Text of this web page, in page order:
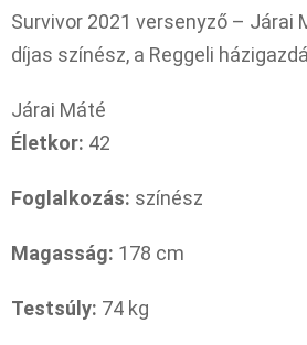
Survivor 2021 versenyző – Járai
díjas színész, a Reggeli
Járai Máté
Életkor: 42
Foglalkozás: színész
Magasság: 178 cm
Testsúly: 74 kg